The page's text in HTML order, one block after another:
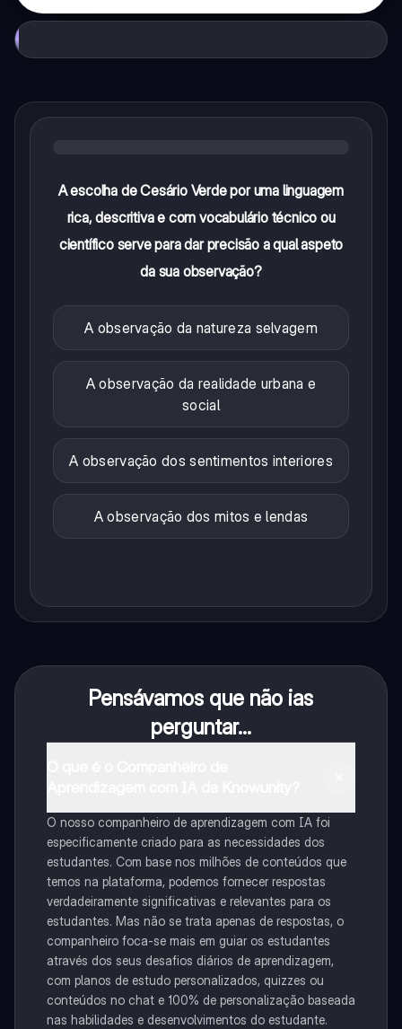
A escolha de Cesário Verde por uma linguagem
rica, descritiva e com vocabulário técnico ou
científico serve para dar precisão a qual aspeto
da sua observação?
A observação da natureza selvagem
A observação da realidade urbana e
social
A observação dos sentimentos interiores
A observação dos mitos e lendas
Pensávamos que não ias
perguntar...
O nosso companheiro de aprendizagem com IA foi
especificamente criado para as necessidades dos
estudantes. Com base nos milhões de conteúdos que
temos na plataforma, podemos fornecer respostas
verdadeiramente significativas e relevantes para os
estudantes. Mas não se trata apenas de respostas, o
companheiro foca-se mais em guiar os estudantes
através dos seus desafios diários de aprendizagem,
com planos de estudo personalizados, quizzes ou
conteúdos no chat e 100% de personalização baseada
nas habilidades e desenvolvimentos do estudante.